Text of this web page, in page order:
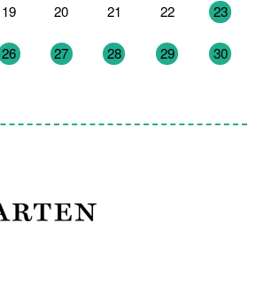
19 20 21 22 23
26 27 28 29 30